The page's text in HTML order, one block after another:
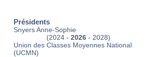
Présidents
Snyers Anne-Sophie
(2024 - 2026 - 2028)
Union des Classes Moyennes National
(UCMN)